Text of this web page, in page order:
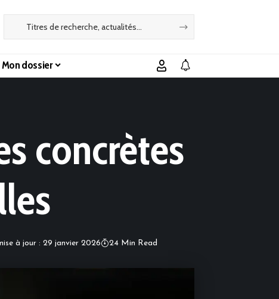
Mon dossier
concrètes
à jour : 29 janvier 2026 24 Min Read